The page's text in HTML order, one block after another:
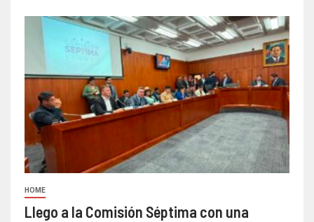
HOME
Llego a la Comisión Séptima con una